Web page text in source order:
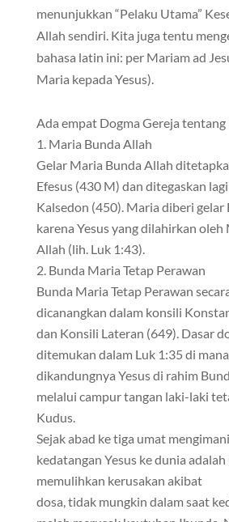
menunjukkan “Pelaku Utama”
Allah sendiri. Kita juga tentu
bahasa latin ini: per Mariam ad
Maria kepada Yesus).
Ada empat Dogma Gereja
Maria Bunda Allah
Gelar Maria Bunda Allah
Efesus (430 M) dan ditegaskan
Kalsedon (450). Maria diberi gelar
karena Yesus yang dilahirkan oleh
Allah (lih. Luk 1:43).
Bunda Maria Tetap Perawan
Bunda Maria Tetap Perawan
dicanangkan dalam konsili
dan Konsili Lateran (649). Dasar
ditemukan dalam Luk 1:35 di
dikandungnya Yesus di rahim
melalui campur tangan laki-laki
Kudus.
Sejak abad ke tiga umat
kedatangan Yesus ke dunia
memulihkan kerusakan akibat
dosa, tidak mungkin dalam saat